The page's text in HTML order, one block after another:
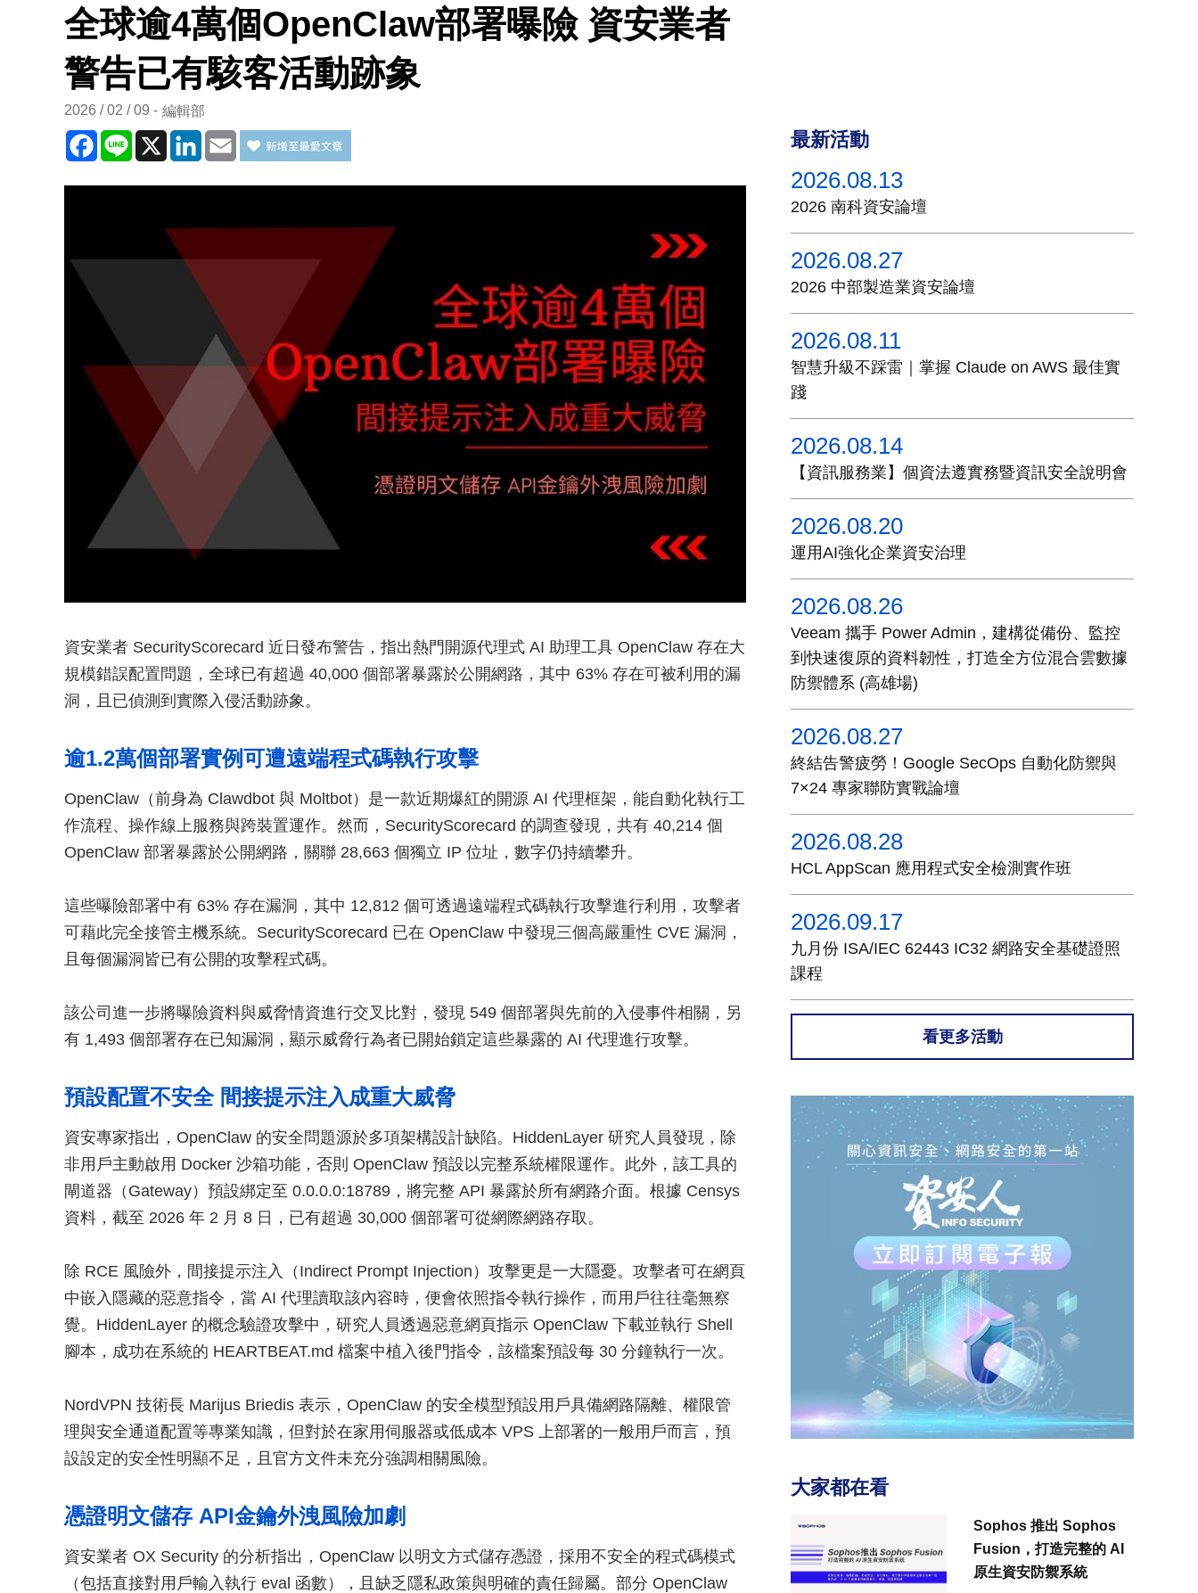
全球逾4萬個OpenClaw部署曝險 資安業者
警告已有駭客活動跡象
2026 / 02 / 09 編輯部
Facebook
Line X LinkedInEmail
資安業者 SecurityScorecard 近日發布警告，指出熱門開源代理式 AI 助理工具 OpenClaw 存在大
規模錯誤配置問題，全球已有超過 40,000 個部署暴露於公開網路，其中 63% 存在可被利用的漏
洞，且已偵測到實際入侵活動跡象。
逾1.2萬個部署實例可遭遠端程式碼執行攻擊
OpenClaw（前身為 Clawdbot 與 Moltbot）是一款近期爆紅的開源 AI 代理框架，能自動化執行工
作流程、操作線上服務與跨裝置運作。然而，SecurityScorecard 的調查發現，共有 40,214 個
OpenClaw 部署暴露於公開網路，關聯 28,663 個獨立 IP 位址，數字仍持續攀升。
這些曝險部署中有 63% 存在漏洞，其中 12,812 個可透過遠端程式碼執行攻擊進行利用，攻擊者
可藉此完全接管主機系統。SecurityScorecard 已在 OpenClaw 中發現三個高嚴重性 CVE 漏洞，
且每個漏洞皆已有公開的攻擊程式碼。
該公司進一步將曝險資料與威脅情資進行交叉比對，發現 549 個部署與先前的入侵事件相關，另
有 1,493 個部署存在已知漏洞，顯示威脅行為者已開始鎖定這些暴露的 AI 代理進行攻擊。
預設配置不安全 間接提示注入成重大威脅
資安專家指出，OpenClaw 的安全問題源於多項架構設計缺陷。HiddenLayer 研究人員發現，除
非用戶主動啟用 Docker 沙箱功能，否則 OpenClaw 預設以完整系統權限運作。此外，該工具的
閘道器（Gateway）預設綁定至 0.0.0.0:18789，將完整 API 暴露於所有網路介面。根據 Censys
資料，截至 2026 年 2 月 8 日，已有超過 30,000 個部署可從網際網路存取。
除 RCE 風險外，間接提示注入（Indirect Prompt Injection）攻擊更是一大隱憂。攻擊者可在網頁
中嵌入隱藏的惡意指令，當 AI 代理讀取該內容時，便會依照指令執行操作，而用戶往往毫無察
覺。HiddenLayer 的概念驗證攻擊中，研究人員透過惡意網頁指示 OpenClaw 下載並執行 Shell
腳本，成功在系統的 HEARTBEAT.md 檔案中植入後門指令，該檔案預設每 30 分鐘執行一次。
NordVPN 技術長 Marijus Briedis 表示，OpenClaw 的安全模型預設用戶具備網路隔離、權限管
理與安全通道配置等專業知識，但對於在家用伺服器或低成本 VPS 上部署的一般用戶而言，預
設設定的安全性明顯不足，且官方文件未充分強調相關風險。
憑證明文儲存 API金鑰外洩風險加劇
資安業者 OX Security 的分析指出，OpenClaw 以明文方式儲存憑證，採用不安全的程式碼模式
（包括直接對用戶輸入執行 eval 函數），且缺乏隱私政策與明確的責任歸屬。部分 OpenClaw
最新活動
2026.08.13
2026 南科資安論壇
2026.08.27
2026 中部製造業資安論壇
2026.08.11
智慧升級不踩雷｜掌握 Claude on AWS 最佳實
踐
2026.08.14
【資訊服務業】個資法遵實務暨資訊安全說明會
2026.08.20
運用AI強化企業資安治理
2026.08.26
Veeam 攜手 Power Admin，建構從備份、監控
到快速復原的資料韌性，打造全方位混合雲數據
防禦體系 (高雄場)
2026.08.27
終結告警疲勞！Google SecOps 自動化防禦與
7×24 專家聯防實戰論壇
2026.08.28
HCL AppScan 應用程式安全檢測實作班
2026.09.17
九月份 ISA/IEC 62443 IC32 網路安全基礎證照
課程
看更多活動
大家都在看
Sophos 推出 Sophos
Fusion，打造完整的 AI
原生資安防禦系統